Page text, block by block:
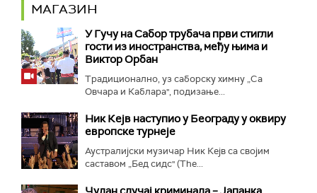
МАГАЗИН
У Гучу на Сабор трубача први стигли
гости из иностранства, међу њима и
Виктор Орбан
Традиционално, уз саборску химну „Са
Овчара и Каблара", подизање...
Ник Кејв наступио у Београду у оквиру
европске турнеје
Аустралијски музичар Ник Кејв са својим
саставом „Бед сидс" (The...